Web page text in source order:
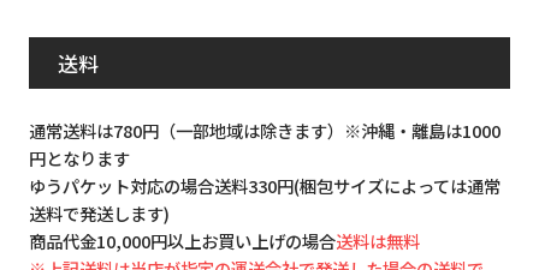
送料
通常送料は780円（一部地域は除きます）※沖縄・離島は1000
円となります
ゆうパケット対応の場合送料330円(梱包サイズによっては通常
送料で発送します)
商品代金10,000円以上お買い上げの場合送料は無料